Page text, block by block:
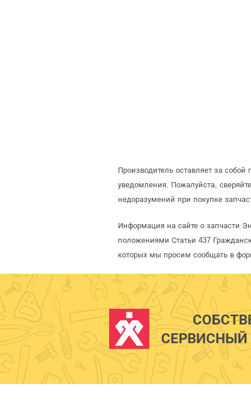
Производитель оставляет за
уведомления. Пожалуйста,
недоразумений при покупке
Информация на сайте о запчасти
положениями Статьи 437
которых мы просим сообщать в
СЕРВИСНЫЙ